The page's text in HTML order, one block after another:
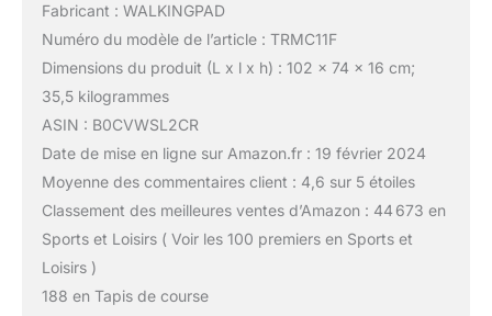
Fabricant : WALKINGPAD
Numéro du modèle de l’article : TRMC11F
Dimensions du produit (L x l x h) : 102 x 74 x 16 cm;
35,5 kilogrammes
ASIN : B0CVWSL2CR
Date de mise en ligne sur Amazon.fr : 19 février 2024
Moyenne des commentaires client : 4,6 sur 5 étoiles
Classement des meilleures ventes d’Amazon : 44 673 en
Sports et Loisirs ( Voir les 100 premiers en Sports et
Loisirs )
188 en Tapis de course